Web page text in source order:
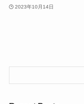
2023年10月14日